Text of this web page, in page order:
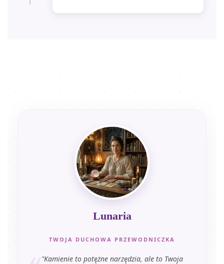
Lunaria
TWOJA DUCHOWA PRZEWODNICZKA
"Kamienie to potężne narzędzia, ale to Twoja